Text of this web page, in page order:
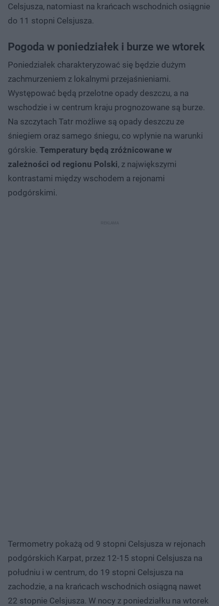
Celsjusza, natomiast na krańcach wschodnich osiągnie
do 11 stopni Celsjusza.
Pogoda w poniedziałek i burze we wtorek
Poniedziałek charakteryzować się będzie dużym
zachmurzeniem z lokalnymi przejaśnieniami.
Występować będą przelotne opady deszczu, a na
wschodzie i w centrum kraju prognozowane są burze.
Na szczytach Tatr możliwe są opady deszczu ze
śniegiem oraz samego śniegu, co wpłynie na warunki
górskie. Temperatury będą zróżnicowane w
zależności od regionu Polski, z największymi
kontrastami między wschodem a rejonami
podgórskimi.
Termometry pokażą od 9 stopni Celsjusza w rejonach
podgórskich Karpat, przez 12-15 stopni Celsjusza na
południu i w centrum, do 19 stopni Celsjusza na
zachodzie, a na krańcach wschodnich osiągną nawet
22 stopnie Celsjusza. W nocy z poniedziałku na wtorek